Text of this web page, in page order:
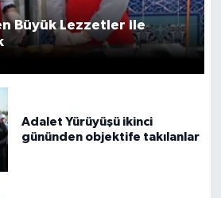
Büyük Lezzetler ile
Adalet Yürüyüşü ikinci
gününden objektife takılanlar